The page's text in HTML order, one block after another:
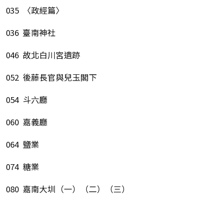
035 〈政經篇〉
036 臺南神社
046 故北白川宮遺跡
052 後藤長官與兒玉閣下
054 斗六廳
060 嘉義廳
064 鹽業
074 糖業
080 嘉南大圳（一）（二）（三）